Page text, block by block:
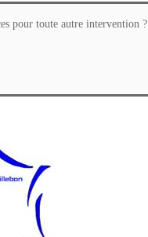
pour toute autre intervention ?